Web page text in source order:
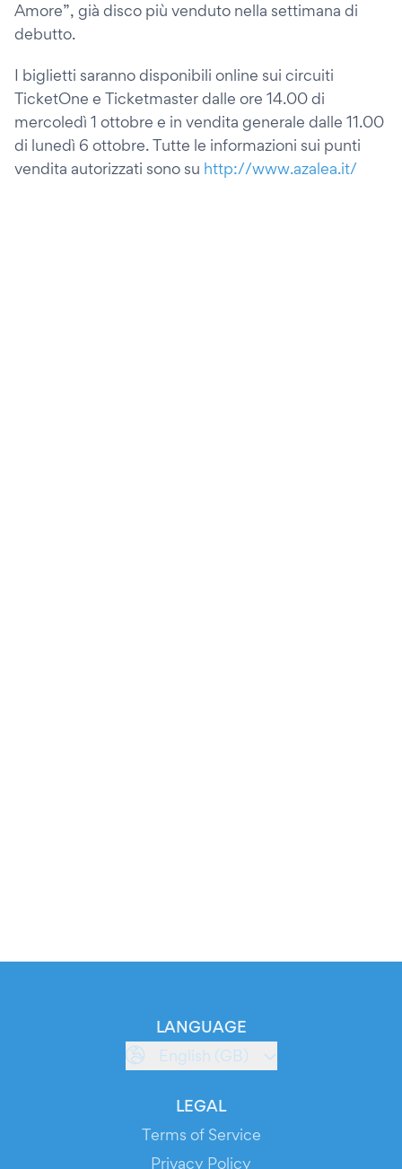
Amore”, già disco più venduto nella settimana di
debutto.
I biglietti saranno disponibili online sui circuiti
TicketOne e Ticketmaster dalle ore 14.00 di
mercoledì 1 ottobre e in vendita generale dalle 11.00
di lunedì 6 ottobre. Tutte le informazioni sui punti
vendita autorizzati sono su http://www.azalea.it/
LANGUAGE
English (GB)
LEGAL
Terms of Service
Privacy Policy